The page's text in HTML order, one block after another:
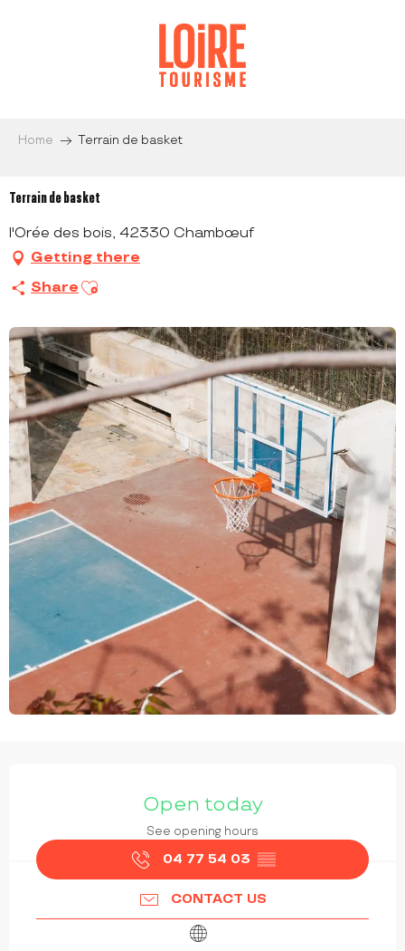
Home Terrain de basket
Terrain de basket
l'Orée des bois, 42330 Chambœuf
Getting there
Share Ajouter aux favoris
Open today
See opening hours
04 77 54 03 ▒▒
CONTACT US